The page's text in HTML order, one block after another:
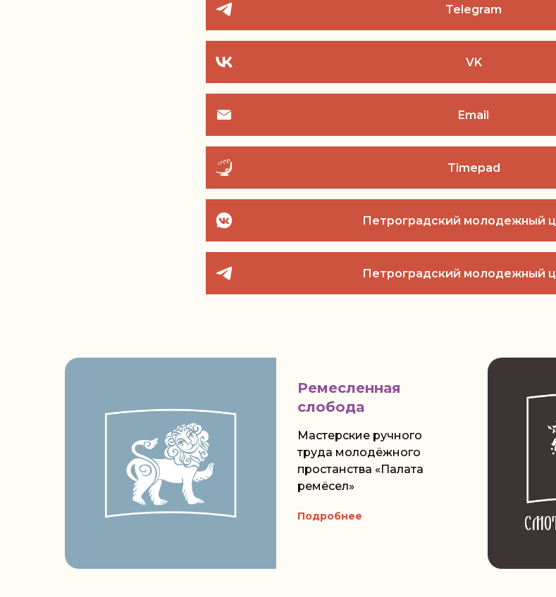
Telegram
VK
Email
Timepad
Петроградский молодежный
Петроградский молодежный
Ремесленная
слобода
Мастерские ручного
труда молодёжного
простанства «Палата
ремёсел»
Подробнее